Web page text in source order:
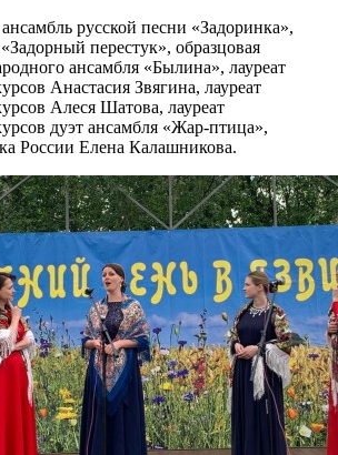
русской песни «Задоринка»,
перестук», образцовая
ансамбля «Былина», лауреат
Анастасия Звягина, лауреат
Алеся Шатова, лауреат
дуэт ансамбля «Жар-птица»,
России Елена Калашникова.